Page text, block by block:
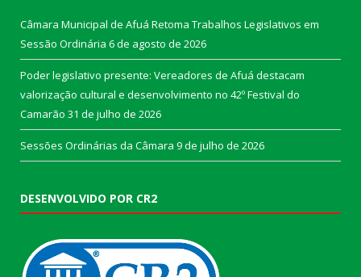
Câmara Municipal de Afuá Retoma Trabalhos Legislativos em
Sessão Ordinária 6 de agosto de 2026
Poder legislativo presente: Vereadores de Afuá destacam
valorização cultural e desenvolvimento no 42º Festival do
Camarão 31 de julho de 2026
Sessões Ordinárias da Câmara 9 de julho de 2026
DESENVOLVIDO POR CR2